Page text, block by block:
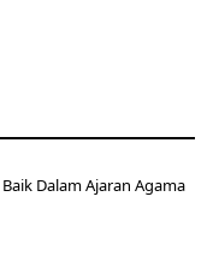
Dalam Ajaran Agama